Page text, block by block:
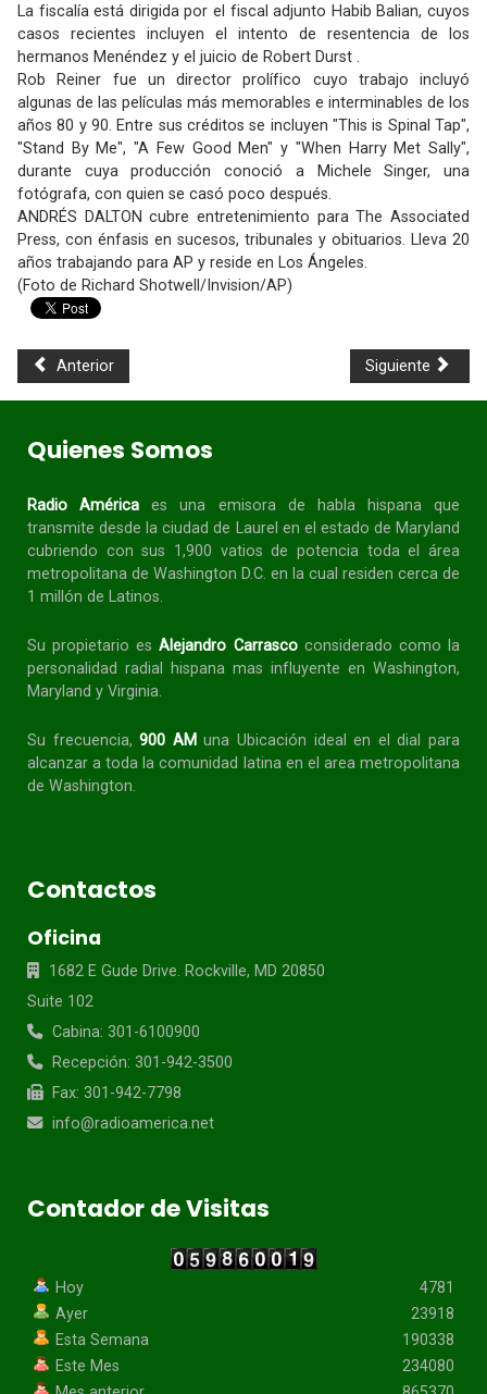
La fiscalía está dirigida por el fiscal adjunto Habib Balian, cuyos
casos recientes incluyen el intento de resentencia de los
hermanos Menéndez y el juicio de Robert Durst .
Rob Reiner fue un director prolífico cuyo trabajo incluyó
algunas de las películas más memorables e interminables de los
años 80 y 90. Entre sus créditos se incluyen "This is Spinal Tap",
"Stand By Me", "A Few Good Men" y "When Harry Met Sally",
durante cuya producción conoció a Michele Singer, una
fotógrafa, con quien se casó poco después.
ANDRÉS DALTON cubre entretenimiento para The Associated
Press, con énfasis en sucesos, tribunales y obituarios. Lleva 20
años trabajando para AP y reside en Los Ángeles.
(Foto de Richard Shotwell/Invision/AP)
Anterior Siguiente
Quienes Somos
Radio América es una emisora de habla hispanaque
transmite desde la ciudad de Laurel en el estado de Maryland
cubriendo con sus 1,900 vatios de potencia toda el área
metropolitana de Washington D.C. en la cual residen cerca de
1 millón de Latinos.
Su propietario esAlejandro Carrascoconsiderado como la
personalidad radial
hispana mas influyente en Washington,
Maryland y Virginia.
Su frecuencia, 900 AM una Ubicación ideal en el dial para
alcanzar a toda lacomunidad latina en el area metropolitana
de Washington.
Contactos
Oficina
1682 E Gude Drive. Rockville, MD 20850
Suite 102
Cabina: 301-6100900
Recepción: 301-942-3500
Fax: 301-942-7798
info@radioamerica.net
Contador de Visitas
Hoy
Ayer
Esta Semana
Este Mes
4781
23918
190338
234080